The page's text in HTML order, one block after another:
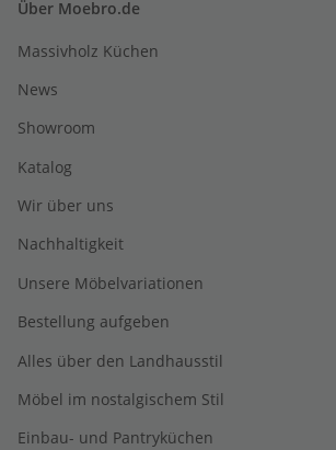
Über Moebro.de
Massivholz Küchen
News
Showroom
Katalog
Wir über uns
Nachhaltigkeit
Unsere Möbelvariationen
Bestellung aufgeben
Alles über den Landhausstil
Möbel im nostalgischem Stil
Einbau- und Pantryküchen